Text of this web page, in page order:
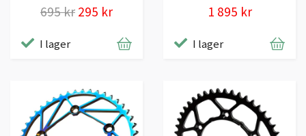
695 kr 295 kr
I lager
1 895 kr
I lager